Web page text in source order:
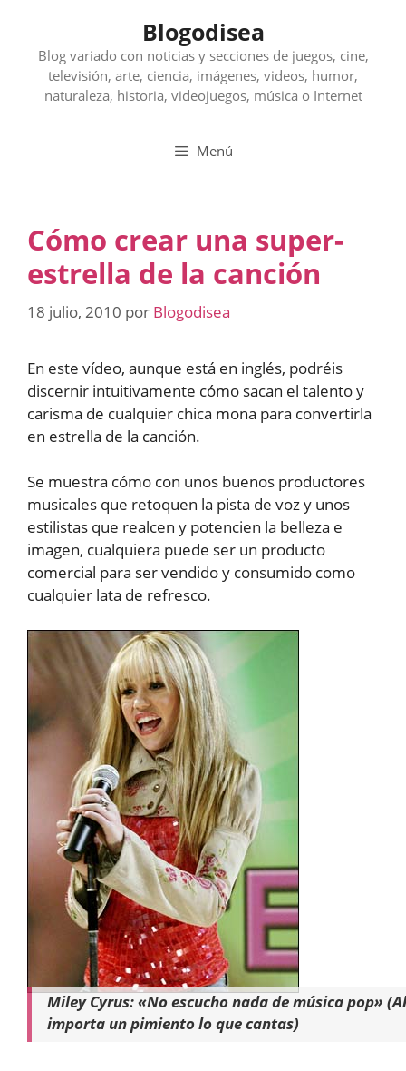
contenido
Blogodisea
Blog variado con noticias y secciones de juegos, cine,
televisión, arte, ciencia, imágenes, videos, humor,
naturaleza, historia, videojuegos, música o Internet
Menú
Cómo crear una super-
estrella de la canción
18 julio, 2010 por Blogodisea
En este vídeo, aunque está en inglés, podréis
discernir intuitivamente cómo sacan el talento y
carisma de cualquier chica mona para convertirla
en estrella de la canción.
Se muestra cómo con unos buenos productores
musicales que retoquen la pista de voz y unos
estilistas que realcen y potencien la belleza e
imagen, cualquiera puede ser un producto
comercial para ser vendido y consumido como
cualquier lata de refresco.
Miley Cyrus: «No escucho nada de música pop»
importa un pimiento lo que cantas)